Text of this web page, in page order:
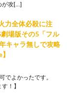
が攻[…]
力全体必殺に注
場版その5「フル
キャラ無しで攻略
でよかったです。
！】